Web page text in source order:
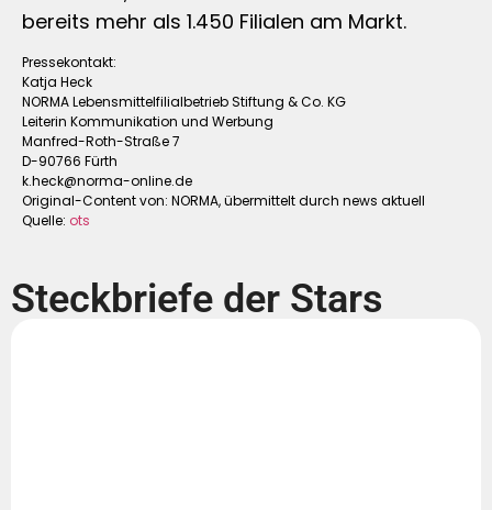
bereits mehr als 1.450 Filialen am Markt.
Pressekontakt:
Katja Heck
NORMA Lebensmittelfilialbetrieb Stiftung & Co. KG
Leiterin Kommunikation und Werbung
Manfred-Roth-Straße 7
D-90766 Fürth
k.heck@norma-online.de
Original-Content von: NORMA, übermittelt durch news aktuell
Quelle: ots
Steckbriefe der Stars